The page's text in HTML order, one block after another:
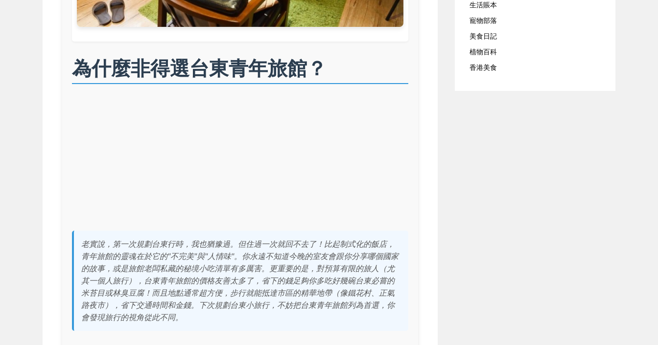
為什麼非得選台東青年旅館？
老實說，第一次規劃台東行時，我也猶豫過。但住過一次就回不去了！比起制式化的飯店，
青年旅館的靈魂在於它的"不完美"與"人情味"。你永遠不知道今晚的室友會跟你分享哪個國家
的故事，或是旅館老闆私藏的秘境小吃清單有多厲害。更重要的是，對預算有限的旅人（尤
其一個人旅行），台東青年旅館的價格友善太多了，省下的錢足夠你多吃好幾碗台東必嘗的
米苔目或林臭豆腐！而且地點通常超方便，步行就能抵達市區的精華地帶（像鐵花村、正氣
路夜市），省下交通時間和金錢。下次規劃台東小旅行，不妨把台東青年旅館列為首選，你
會發現旅行的視角從此不同。
生活賬本
寵物部落
美食日記
植物百科
香港美食